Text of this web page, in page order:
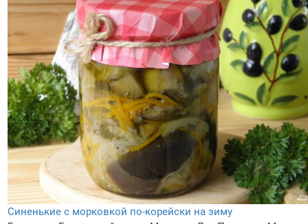
Синенькие с морковкой по-корейски на зиму